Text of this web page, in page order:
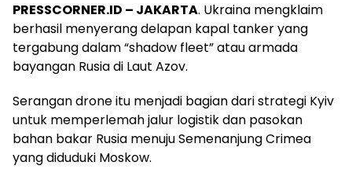
PRESSCORNER.ID – JAKARTA. Ukraina mengklaim
berhasil menyerang delapan kapal tanker yang
tergabung dalam “shadow fleet” atau armada
bayangan Rusia di Laut Azov.
Serangan drone itu menjadi bagian dari strategi Kyiv
untuk memperlemah jalur logistik dan pasokan
bahan bakar Rusia menuju Semenanjung Crimea
yang diduduki Moskow.